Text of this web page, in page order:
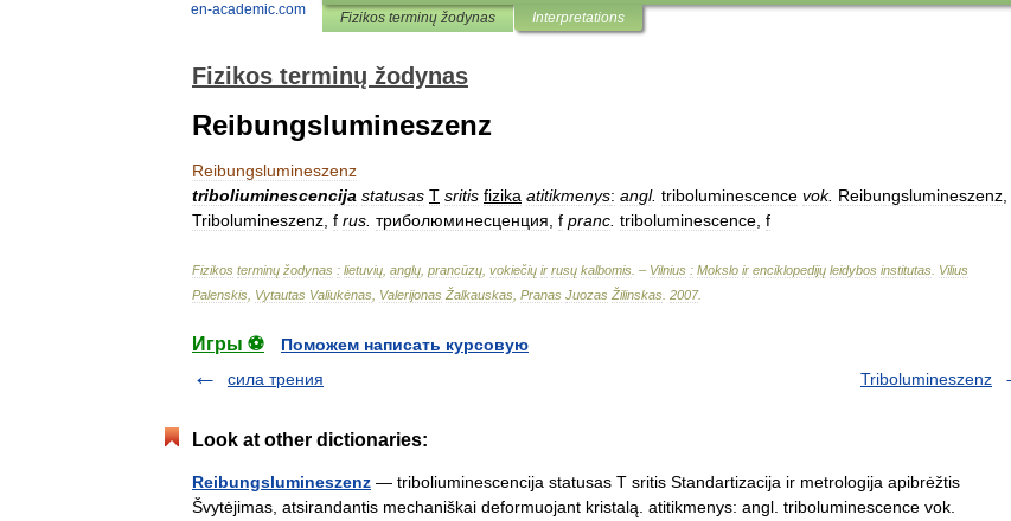
en-academic.com Fizikos terminų žodynas Interpretations
Fizikos terminų žodynas
Reibungslumineszenz
Reibungslumineszenz
triboliuminescencija statusas T sritis fizika atitikmenys: angl. triboluminescence vok. Reibungslumineszenz
Tribolumineszenz f rus триболюминесценция f pranc triboluminescence f
Fizikos terminų žodynas : lietuvių anglų prancūzų vokiečių ir rusų kalbomis . – Vilnius : Mokslo ir enciklopedijų leidybos institutas Vilius
Palenskis Vytautas Valiukėnas Valerijonas Žalkauskas Pranas Juozas Žilinskas 2007.
Игры ⚽
Поможем написать курсовую
сила трения
Tribolumineszenz
Look at other dictionaries:
Reibungslumineszenz — triboliuminescencija statusas T sritis Standartizacija ir metrologija apibrėžtis
Švytėjimas, atsirandantis mechaniškai deformuojant kristalą. atitikmenys: angl. triboluminescence vok.